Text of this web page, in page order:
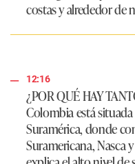
costas y alrededor de
12:16
¿POR QUÉ HAY
Colombia está
Suramérica, donde
Suramericana, Nasca